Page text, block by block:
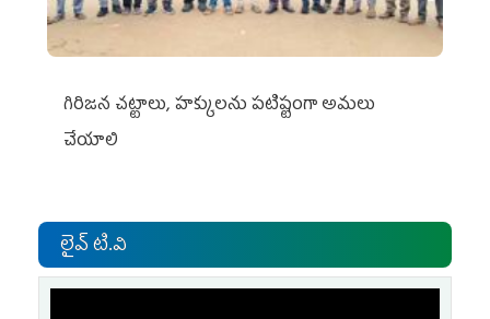
గిరిజన చట్టాలు, హక్కులను పటిష్టంగా అమలు
చేయాలి
లైవ్ టి.వి